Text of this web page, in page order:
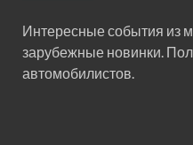
Интересные события из
зарубежные новинки.
автомобилистов.